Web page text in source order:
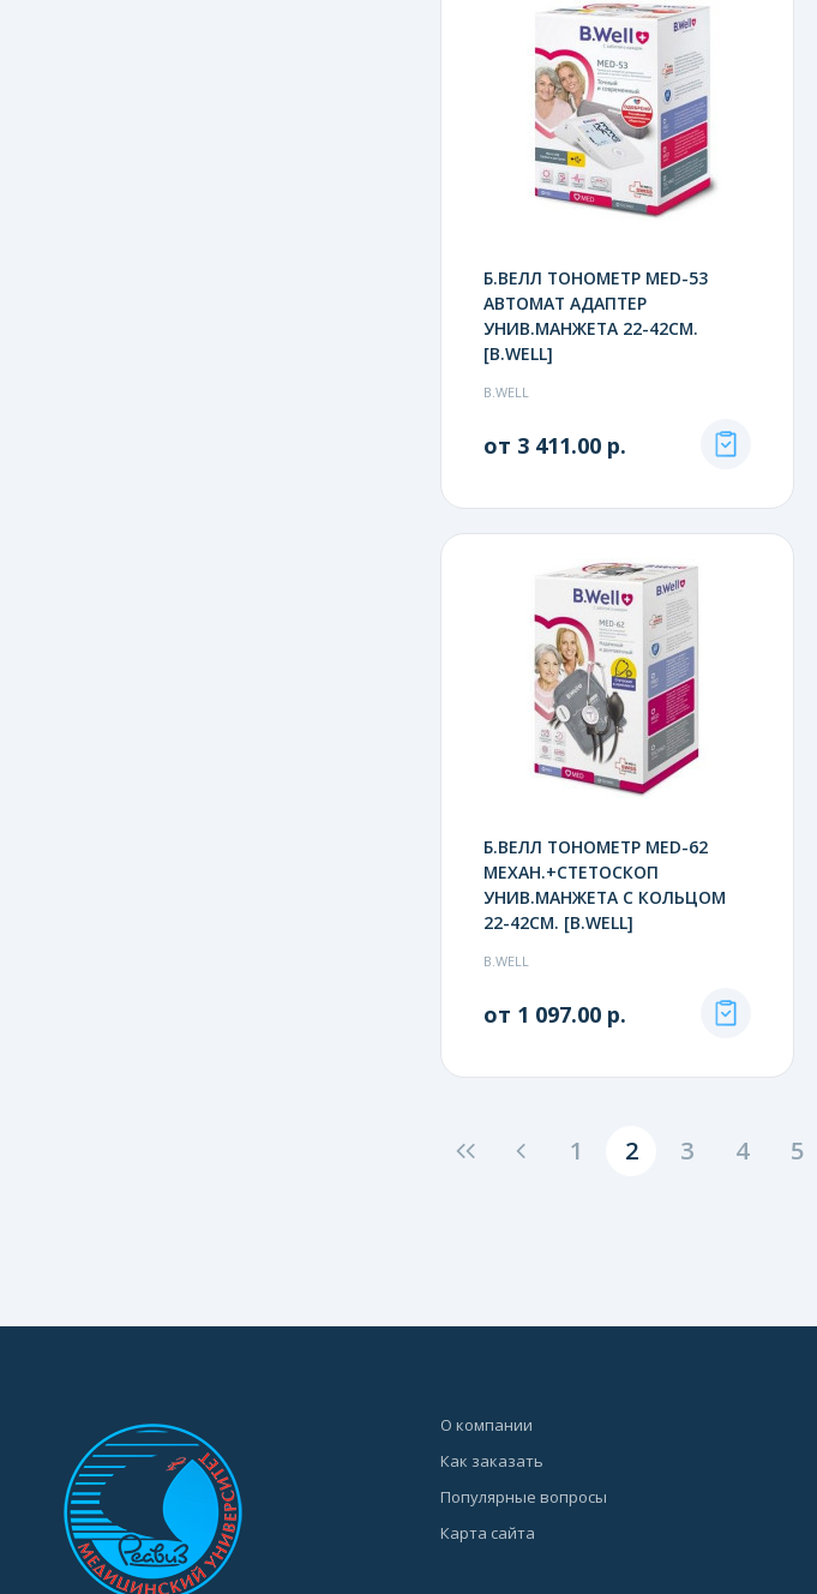
Б.ВЕЛЛ ТОНОМЕТР MED-53
АВТОМАТ АДАПТЕР
УНИВ.МАНЖЕТА 22-42СМ.
[B.WELL]
B.WELL
от 3 411.00 р.
Б.ВЕЛЛ ТОНОМЕТР MED-62
МЕХАН.+СТЕТОСКОП
УНИВ.МАНЖЕТА С КОЛЬЦОМ
22-42СМ. [B.WELL]
B.WELL
от 1 097.00 р.
1 2 3 4 5
О компании
Как заказать
Популярные вопросы
Карта сайта